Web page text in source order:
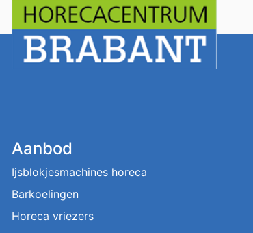
Aanbod
Ijsblokjesmachines horeca
Barkoelingen
Horeca vriezers